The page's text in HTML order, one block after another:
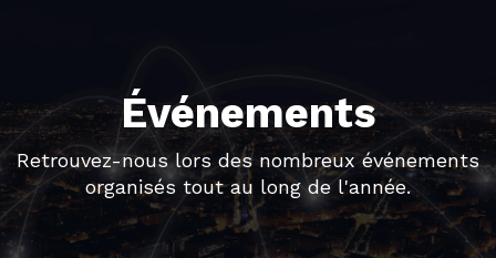
Événements
Retrouvez-nous lors des nombreux événements
organisés tout au long de l'année.